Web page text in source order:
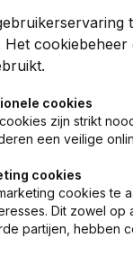
Publicatie
Het cookiebeheer
cookies
zijn strikt
een veilige
cookies
cookies te
Dit zowel op
partijen, hebben